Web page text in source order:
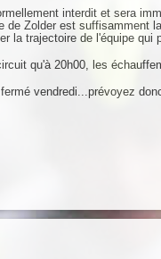
interdit et sera
de Zolder est suffisamment
la trajectoire de l'équipe qui
qu'à 20h00, les
vendredi...prévoyez